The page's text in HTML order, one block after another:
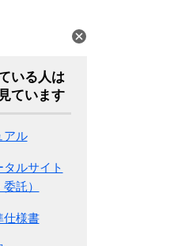
いる人は
ています
アル
ルサイト
託）
仕様書